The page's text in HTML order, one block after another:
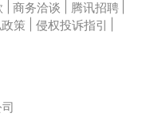
商务洽谈 腾讯招聘
策 侵权投诉指引